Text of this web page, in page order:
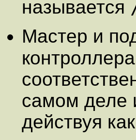
называется
Мастер и
самом деле
действуя